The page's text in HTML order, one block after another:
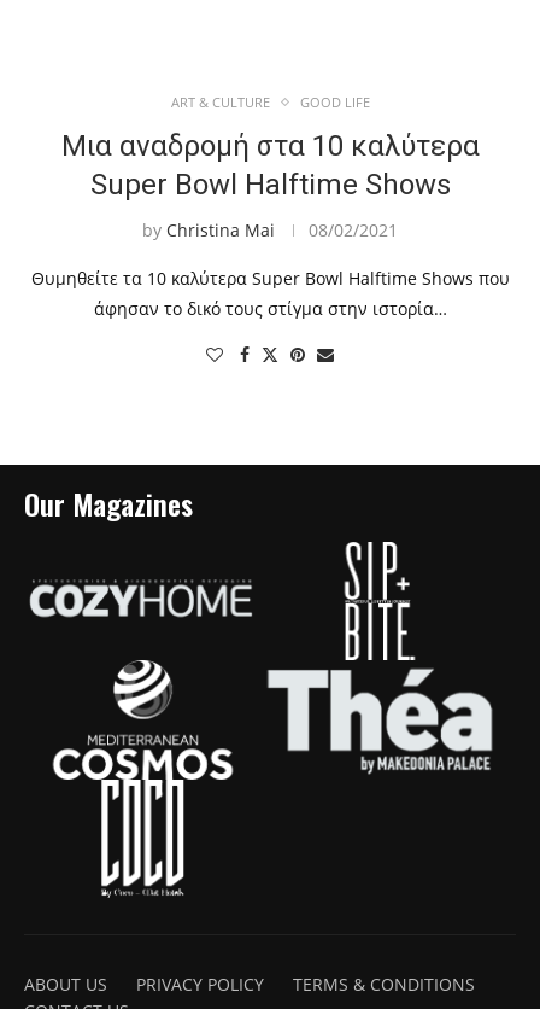
ART & CULTURE GOOD LIFE
Μια αναδρομή στα 10 καλύτερα
Super Bowl Halftime Shows
by Christina Mai 08/02/2021
Θυμηθείτε τα 10 καλύτερα Super Bowl Halftime Shows που
άφησαν το δικό τους στίγμα στην ιστορία…
Our Magazines
ABOUT US PRIVACY POLICY
TERMS & CONDITIONS